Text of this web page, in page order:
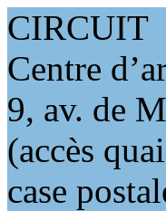
CIRCUIT
Centre
9, av. de
(accès
case